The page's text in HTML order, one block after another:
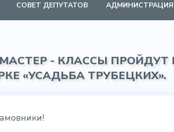
СОВЕТ ДЕПУТАТОВ АДМИНИСТРАЦИЯ
- КЛАССЫ
«УСАДЬБА ТРУБЕЦКИХ».